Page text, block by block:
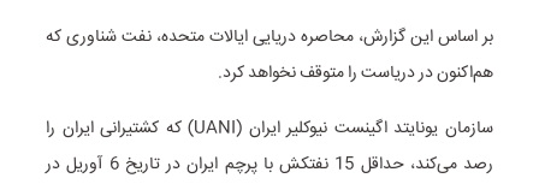
بر اساس این گزارش، محاصره دریایی ایالات متحده، نفت شناوری که
هم‌اکنون در دریاست را متوقف نخواهد کرد.
سازمان یونایتد اگینست نیوکلیر ایران (UANI) که کشتیرانی ایران را
رصد می‌کند، حداقل 15 نفتکش با پرچم ایران در تاریخ 6 آوریل در